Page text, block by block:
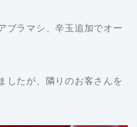
ブラマシ、辛玉追加でオー
したが、隣りのお客さんを